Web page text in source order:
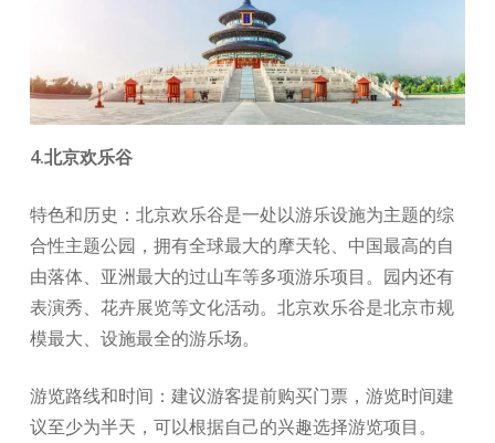
4.北京欢乐谷
特色和历史：北京欢乐谷是一处以游乐设施为主题的综
合性主题公园，拥有全球最大的摩天轮、中国最高的自
由落体、亚洲最大的过山车等多项游乐项目。园内还有
表演秀、花卉展览等文化活动。北京欢乐谷是北京市规
模最大、设施最全的游乐场。
游览路线和时间：建议游客提前购买门票，游览时间建
议至少为半天，可以根据自己的兴趣选择游览项目。